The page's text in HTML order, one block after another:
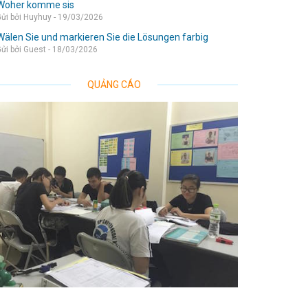
komme sis
bởi Huyhuy - 19/03/2026
Sie und markieren Sie die Lösungen farbig
bởi Guest - 18/03/2026
QUẢNG CÁO